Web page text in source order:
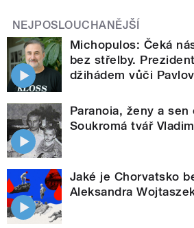
NEJPOSLOUCHANĚJŠÍ
Michopulos: Čeká
bez střelby.
džihádem vůči
Paranoia, ženy a
Soukromá tvář
Jaké je Chorvatsko
Aleksandra